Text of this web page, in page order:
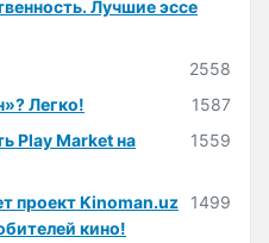
Лучшие эссе
2558
Легко!
1587
Play Market на
1559
проект Kinoman.uz
кино!
1499